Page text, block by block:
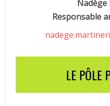
Responsable
LE PÔLE